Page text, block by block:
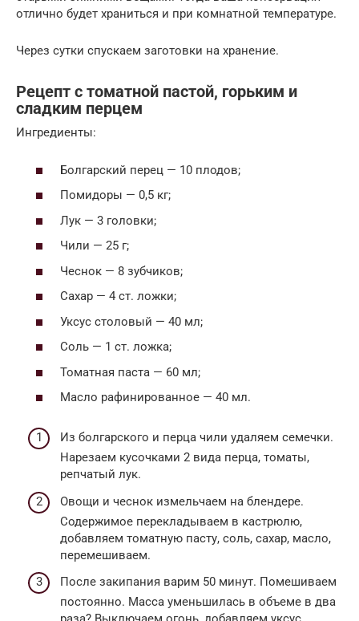
отлично будет храниться и при комнатной температуре.
Через сутки спускаем заготовки на хранение.
Рецепт с томатной пастой, горьким и
сладким перцем
Ингредиенты:
Болгарский перец — 10 плодов;
Помидоры — 0,5 кг;
Лук — 3 головки;
Чили — 25 г;
Чеснок — 8 зубчиков;
Сахар — 4 ст. ложки;
Уксус столовый — 40 мл;
Соль — 1 ст. ложка;
Томатная паста — 60 мл;
Масло рафинированное — 40 мл.
Из болгарского и перца чили удаляем семечки.
Нарезаем кусочками 2 вида перца, томаты,
репчатый лук.
Овощи и чеснок измельчаем на блендере.
Содержимое перекладываем в кастрюлю,
добавляем томатную пасту, соль, сахар, масло,
перемешиваем.
После закипания варим 50 минут. Помешиваем
постоянно. Масса уменьшилась в объеме в два